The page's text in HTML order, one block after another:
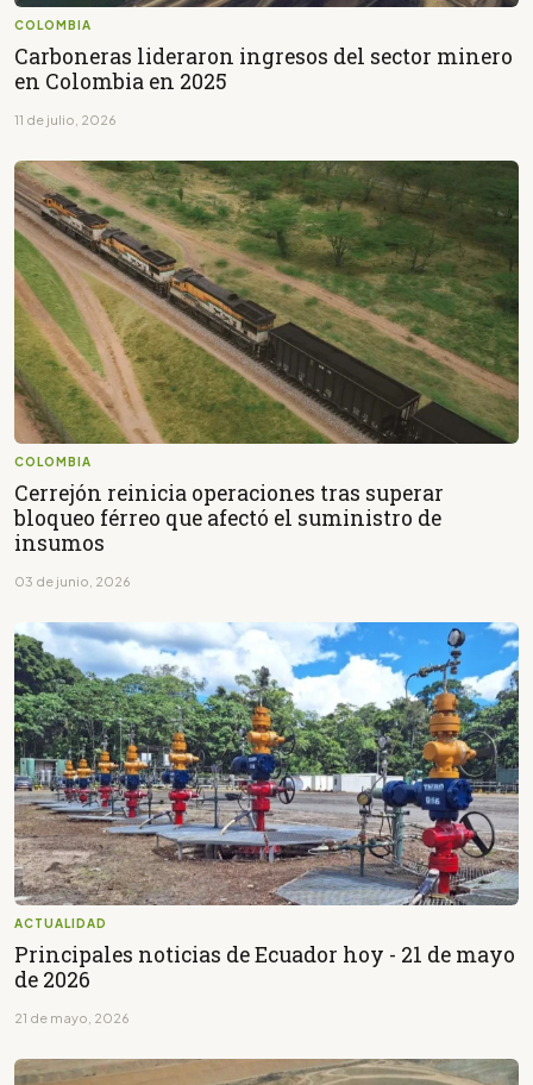
COLOMBIA
Carboneras lideraron ingresos del sector minero
en Colombia en 2025
11 de julio, 2026
COLOMBIA
Cerrejón reinicia operaciones tras superar
bloqueo férreo que afectó el suministro de
insumos
03 de junio, 2026
ACTUALIDAD
Principales noticias de Ecuador hoy - 21 de mayo
de 2026
21 de mayo, 2026